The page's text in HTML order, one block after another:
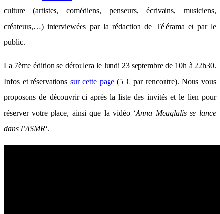
culture (artistes, comédiens, penseurs, écrivains, musiciens,
créateurs,…) interviewées par la rédaction de Télérama et par le
public.
La 7ème édition se déroulera le lundi 23 septembre de 10h à 22h30.
Infos et réservationssur cette page(5 € par rencontre). Nous vous
proposons de découvrir ci après la liste des invités et le lien pour
réserver votre place, ainsi que la vidéo ‘Anna Mouglalis se lance
dans l’ASMR‘.